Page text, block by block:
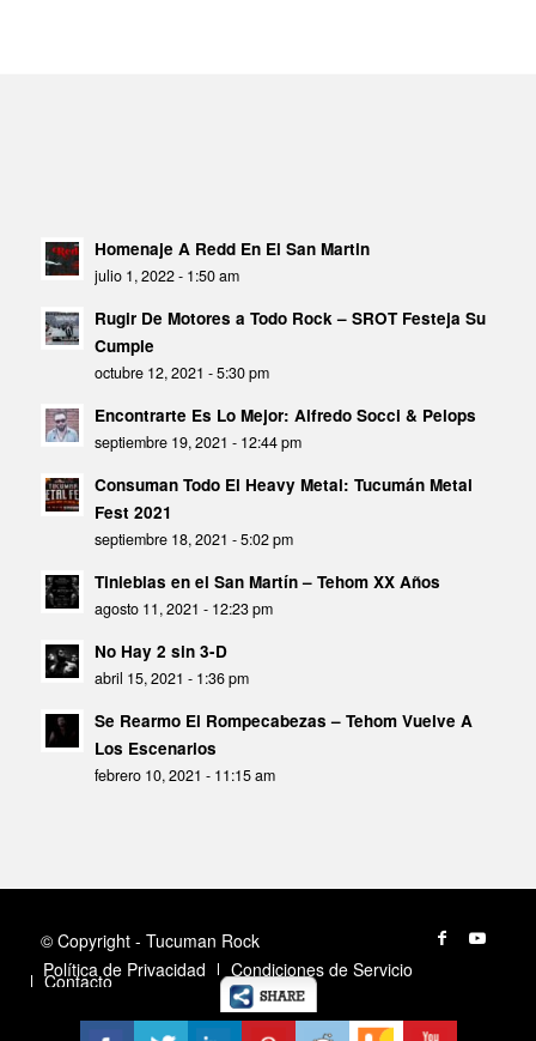
Homenaje A Redd En El San Martin
julio 1, 2022 - 1:50 am
Rugir De Motores a Todo Rock – SROT Festeja Su
Cumple
octubre 12, 2021 - 5:30 pm
Encontrarte Es Lo Mejor: Alfredo Socci & Pelops
septiembre 19, 2021 - 12:44 pm
Consuman Todo El Heavy Metal: Tucumán Metal
Fest 2021
septiembre 18, 2021 - 5:02 pm
Tinieblas en el San Martín – Tehom XX Años
agosto 11, 2021 - 12:23 pm
No Hay 2 sin 3-D
abril 15, 2021 - 1:36 pm
Se Rearmo El Rompecabezas – Tehom Vuelve A
Los Escenarios
febrero 10, 2021 - 11:15 am
© Copyright - Tucuman Rock
Política de Privacidad
Condiciones de Servicio
Contacto